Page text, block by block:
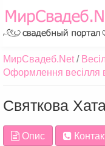
МирСвадеб.Net
Оформлення весілля
Святкова
Опис